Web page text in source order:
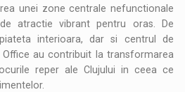
unei zone centrale nefunctionale
atractie vibrant pentru oras. De
interioara, dar si centrul de
au contribuit la transformarea
reper ale Clujului in ceea ce